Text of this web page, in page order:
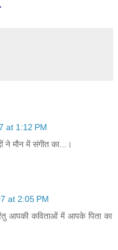
at 1:12 PM
ने मौन में संगीत का...।
at 2:05 PM
आपकी कविताओं में आपके पिता का